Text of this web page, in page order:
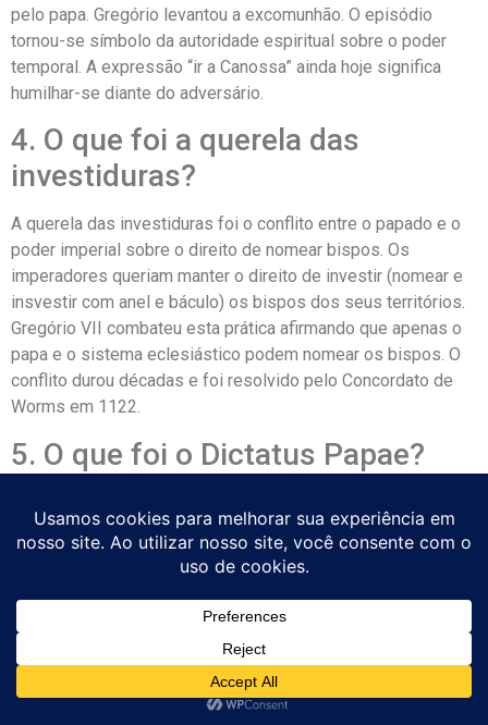
pelo papa. Gregório levantou a excomunhão. O episódio
tornou-se símbolo da autoridade espiritual sobre o poder
temporal. A expressão “ir a Canossa” ainda hoje significa
humilhar-se diante do adversário.
4. O que foi a querela das
investiduras?
A querela das investiduras foi o conflito entre o papado e o
poder imperial sobre o direito de nomear bispos. Os
imperadores queriam manter o direito de investir (nomear e
insvestir com anel e báculo) os bispos dos seus territórios.
Gregório VII combateu esta prática afirmando que apenas o
papa e o sistema eclesiástico podem nomear os bispos. O
conflito durou décadas e foi resolvido pelo Concordato de
Worms em 1122.
5. O que foi o Dictatus Papae?
publicadas por Gregório VII que afirmavam as prerrogativas
da autoridade papal: apenas o papa pode convocar concílios
universais, pode depor imperadores, tem precedência sobre
todos os bispos, etc. Foi o manifesto teórico da Reforma
Gregoriana e o fundamento doutrinário do confronto com
Henrique IV.